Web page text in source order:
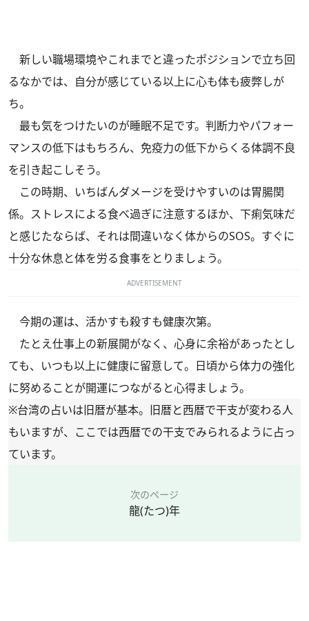
新しい職場環境やこれまでと違ったポジションで立ち回
るなかでは、自分が感じている以上に心も体も疲弊しが
ち。
最も気をつけたいのが睡眠不足です。判断力やパフォー
マンスの低下はもちろん、免疫力の低下からくる体調不良
を引き起こしそう。
この時期、いちばんダメージを受けやすいのは胃腸関
係。ストレスによる食べ過ぎに注意するほか、下痢気味だ
と感じたならば、それは間違いなく体からのSOS。すぐに
十分な休息と体を労る食事をとりましょう。
ADVERTISEMENT
今期の運は、活かすも殺すも健康次第。
たとえ仕事上の新展開がなく、心身に余裕があったとし
ても、いつも以上に健康に留意して。日頃から体力の強化
に努めることが開運につながると心得ましょう。
※台湾の占いは旧暦が基本。旧暦と西暦で干支が変わる人
もいますが、ここでは西暦での干支でみられるように占っ
ています。
次のページ
龍(たつ)年